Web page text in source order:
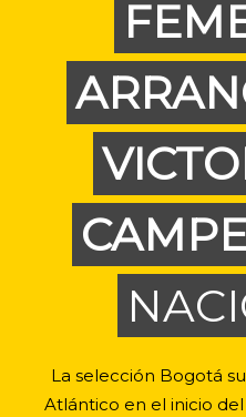
La selección Bogotá
Atlántico en el inicio